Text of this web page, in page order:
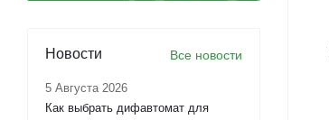
Новости Все новости
5 Августа 2026
Как выбрать дифавтомат для